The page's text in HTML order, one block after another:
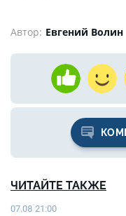
Автор: Евгений Волин
ЧИТАЙТЕ ТАКЖЕ
07.08 21:00